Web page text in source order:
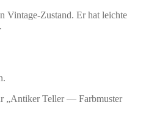
Vintage-Zustand. Er hat leichte
„Antiker Teller — Farbmuster